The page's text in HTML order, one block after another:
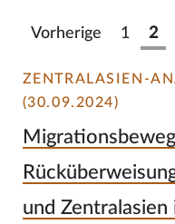
Vorherige 1 2
ZENTRALASIEN-
(30.09.2024)
und